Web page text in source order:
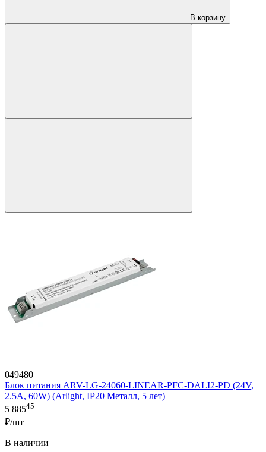
В корзину
049480
Блок питания ARV-LG-24060-LINEAR-PFC-DALI2-PD (24V,
2.5A, 60W) (Arlight, IP20 Металл, 5 лет)
5 88545
₽/шт
В наличии